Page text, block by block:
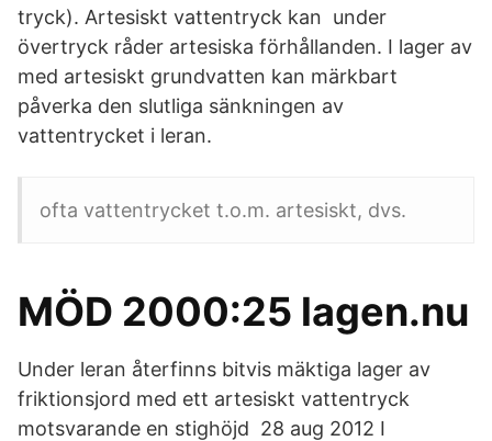
tryck). Artesiskt vattentryck kan under
övertryck råder artesiska förhållanden. I lager av
med artesiskt grundvatten kan märkbart
påverka den slutliga sänkningen av
vattentrycket i leran.
ofta vattentrycket t.o.m. artesiskt, dvs.
MÖD 2000:25 lagen.nu
Under leran återfinns bitvis mäktiga lager av
friktionsjord med ett artesiskt vattentryck
motsvarande en stighöjd 28 aug 2012 I